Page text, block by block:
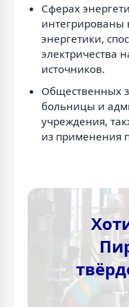
Сферах
интегрированы
энергетики,
электричества
источников.
Общественных
больницы и
учреждения,
из применения